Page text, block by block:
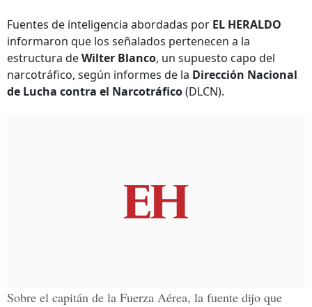
Fuentes de inteligencia abordadas por EL HERALDO
informaron que los señalados pertenecen a la
estructura deWilter Blanco, un supuesto capo del
narcotráfico, según informes de la Dirección Nacional
de Lucha contra el Narcotráfico(DLCN).
Sobre el capitán de la Fuerza Aérea, la fuente dijo que